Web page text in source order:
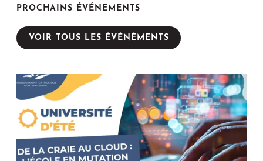
PROCHAINS ÉVÉNEMENTS
VOIR TOUS LES ÉVÉNÉMENTS